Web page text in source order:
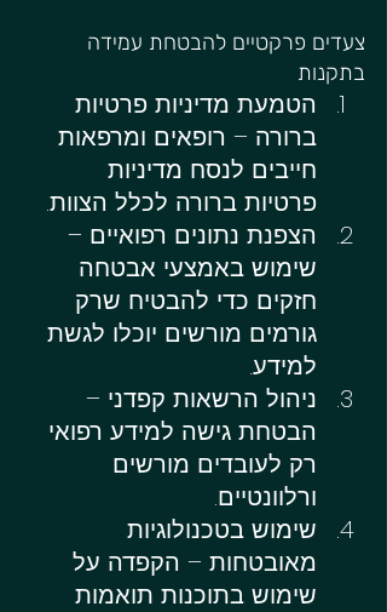
צעדים פרקטיים להבטחת עמידה
בתקנות
הטמעת מדיניות פרטיות
ברורה – רופאים ומרפאות
חייבים לנסח מדיניות
פרטיות ברורה לכלל הצוות.
הצפנת נתונים רפואיים –
שימוש באמצעי אבטחה
חזקים כדי להבטיח שרק
גורמים מורשים יוכלו לגשת
למידע.
ניהול הרשאות קפדני –
הבטחת גישה למידע רפואי
רק לעובדים מורשים
ורלוונטיים.
שימוש בטכנולוגיות
מאובטחות – הקפדה על
שימוש בתוכנות תואמות